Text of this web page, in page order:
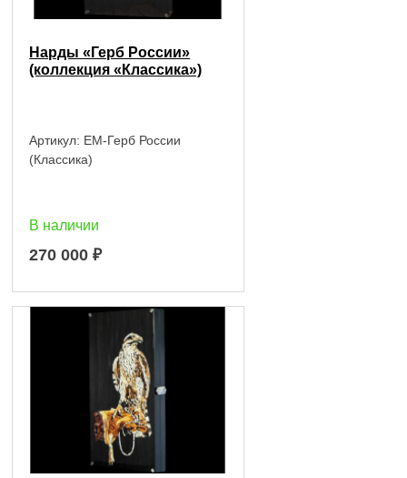
Нарды «Герб России»
(коллекция «Классика»)
Артикул: EM-Герб России
(Классика)
В наличии
270 000 ₽